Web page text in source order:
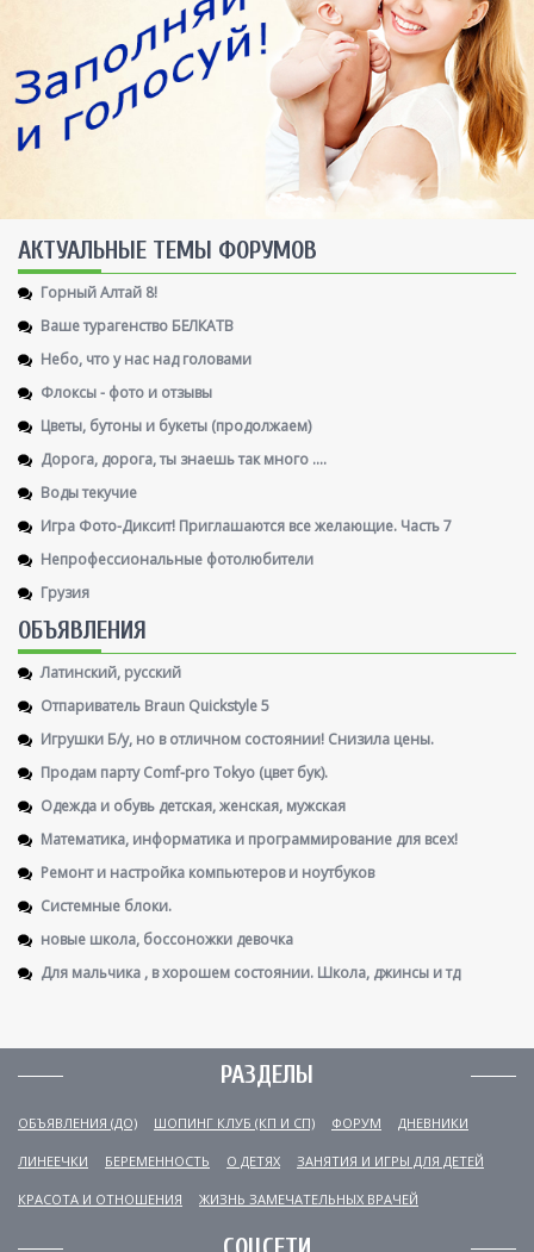
AКТУАЛЬНЫЕ ТЕМЫ ФОРУМОВ
Горный Алтай 8!
Ваше турагенство БЕЛКАТВ
Небо, что у нас над головами
Флоксы - фото и отзывы
Цветы, бутоны и букеты (продолжаем)
Дорога, дорога, ты знаешь так много ....
Воды текучие
Игра Фото-Диксит! Приглашаются все желающие. Часть 7
Непрофессиональные фотолюбители
Грузия
ОБЪЯВЛЕНИЯ
Латинский, русский
Отпариватель Braun Quickstyle 5
Игрушки Б/у, но в отличном состоянии! Снизила цены.
Продам парту Comf-pro Tokyo (цвет бук).
Одежда и обувь детская, женская, мужская
Математика, информатика и программирование для всех!
Ремонт и настройка компьютеров и ноутбуков
Системные блоки.
новые школа, боссоножки девочка
Для мальчика , в хорошем состоянии. Школа, джинсы и тд
РАЗДЕЛЫ
ОБЪЯВЛЕНИЯ (ДО) ШОПИНГ КЛУБ (КП И СП) ФОРУМ ДНЕВНИКИ
ЛИНЕЕЧКИ БЕРЕМЕННОСТЬ О ДЕТЯХ ЗАНЯТИЯ И ИГРЫ ДЛЯ ДЕТЕЙ
КРАСОТА И ОТНОШЕНИЯ ЖИЗНЬ ЗАМЕЧАТЕЛЬНЫХ ВРАЧЕЙ